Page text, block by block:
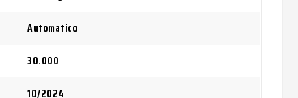
Automatico
30.000
10/2024